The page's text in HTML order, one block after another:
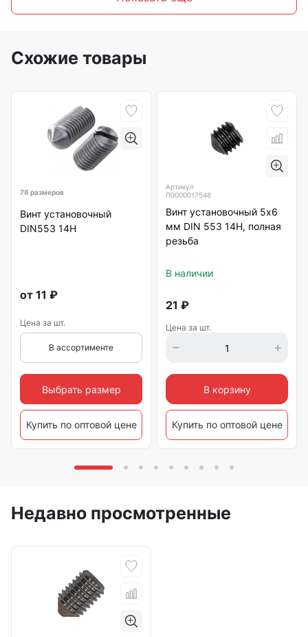
Схожие товары
78 размеров
Винт установочный
DIN553 14Н
от 11 ₽
Цена за шт.
В ассортименте
Выбрать размер
Купить по оптовой цене
Артикул
П0000017548
Винт установочный 5х6
мм DIN 553 14Н, полная
резьба
В наличии
21 ₽
Цена за шт.
В корзину
Купить по оптовой цене
Недавно просмотренные